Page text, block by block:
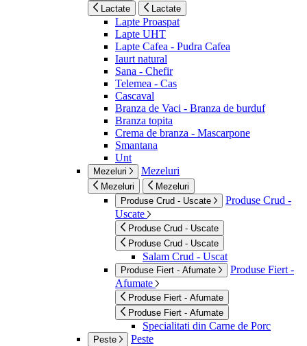
Lactate Lactate
Lapte Proaspat
Lapte UHT
Lapte Cafea - Pudra Cafea
Iaurt natural
Sana - Chefir
Telemea - Cas
Cascaval
Branza de Vaci - Branza de burduf
Branza topita
Crema de branza - Mascarpone
Smantana
Unt
Mezeluri Mezeluri
Mezeluri
Mezeluri
Produse Crud - Uscate
Produse Crud -
Uscate
Produse Crud - Uscate
Produse Crud - Uscate
Salam Crud - Uscat
Produse Fiert - Afumate
Produse Fiert -
Afumate
Produse Fiert - Afumate
Produse Fiert - Afumate
Specialitati din Carne de Porc
Peste Peste